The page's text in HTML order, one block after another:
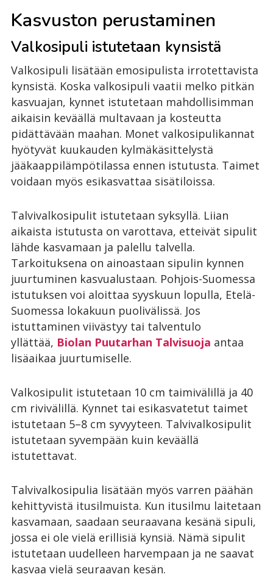
Kasvuston perustaminen
Valkosipuli istutetaan kynsistä
Valkosipuli lisätään emosipulista irrotettavista
kynsistä. Koska valkosipuli vaatii melko pitkän
kasvuajan, kynnet istutetaan mahdollisimman
aikaisin keväällä multavaan ja kosteutta
pidättävään maahan. Monet valkosipulikannat
hyötyvät kuukauden kylmäkäsittelystä
jääkaappilämpötilassa ennen istutusta. Taimet
voidaan myös esikasvattaa sisätiloissa.
Talvivalkosipulit istutetaan syksyllä. Liian
aikaista istutusta on varottava, etteivät sipulit
lähde kasvamaan ja palellu talvella.
Tarkoituksena on ainoastaan sipulin kynnen
juurtuminen kasvualustaan. Pohjois-Suomessa
istutuksen voi aloittaa syyskuun lopulla, Etelä-
Suomessa lokakuun puolivälissä. Jos
istuttaminen viivästyy tai talventulo
yllättää, Biolan Puutarhan Talvisuoja antaa
lisäaikaa juurtumiselle.
Valkosipulit istutetaan 10 cm taimivälillä ja 40
cm rivivälillä. Kynnet tai esikasvatetut taimet
istutetaan 5–8 cm syvyyteen. Talvivalkosipulit
istutetaan syvempään kuin keväällä
istutettavat.
Talvivalkosipulia lisätään myös varren päähän
kehittyvistä itusilmuista. Kun itusilmu laitetaan
kasvamaan, saadaan seuraavana kesänä sipuli,
jossa ei ole vielä erillisiä kynsiä. Nämä sipulit
istutetaan uudelleen harvempaan ja ne saavat
kasvaa vielä seuraavan kesän.